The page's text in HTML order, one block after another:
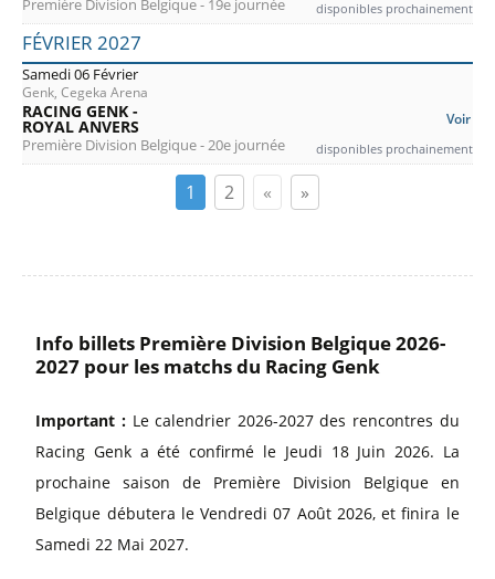
Première Division Belgique - 19e journée disponibles prochainement
FÉVRIER 2027
Samedi 06 Février
Genk, Cegeka Arena
Voir
RACING GENK -
ROYAL ANVERS
Première Division Belgique - 20e journée disponibles prochainement
1 2 « »
Info billets Première Division Belgique 2026-
2027 pour les matchs du Racing Genk
Important :Le calendrier 2026-2027 des rencontres du
Racing Genk a été confirmé le Jeudi 18 Juin 2026. La
prochaine saison de Première Division Belgique en
Belgique débutera le Vendredi 07 Août 2026, et finira le
Samedi 22 Mai 2027.